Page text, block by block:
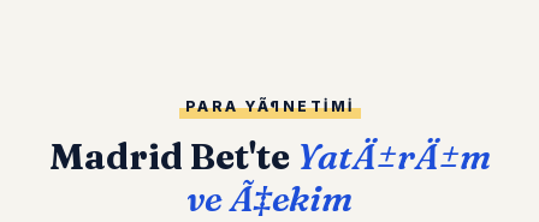
PARA YÃ¶NETIMI
Madrid Bet'te YatÄ±rÄ±m
ve Ã‡ekim